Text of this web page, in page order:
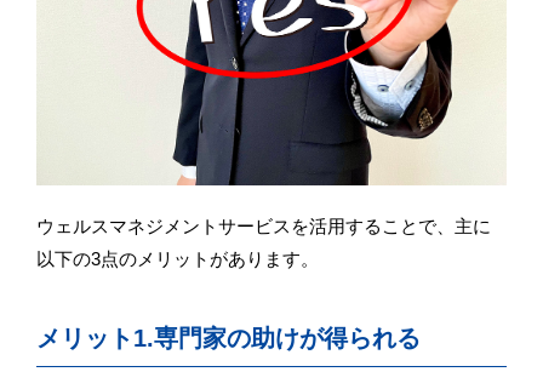
ウェルスマネジメントサービスを活用することで、主に
以下の3点のメリットがあります。
メリット1.専門家の助けが得られる